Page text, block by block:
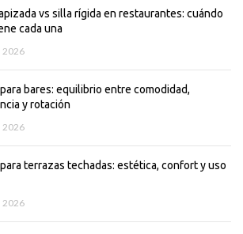
vs silla rígida en restaurantes: cuándo
cada una
2026
bares: equilibrio entre comodidad,
y rotación
2026
terrazas techadas: estética, confort y uso
2026